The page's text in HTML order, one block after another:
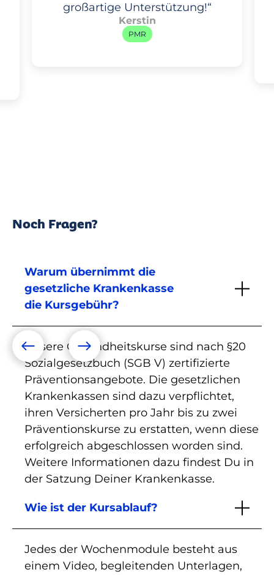
großartige Unterstützung!“
Kerstin
PMR
Noch Fragen?
Warum übernimmt die
gesetzliche Krankenkasse
die Kursgebühr?
Unsere Gesundheitskurse sind nach §20
Sozialgesetzbuch (SGB V) zertifizierte
Präventionsangebote. Die gesetzlichen
Krankenkassen sind dazu verpflichtet,
ihren Versicherten pro Jahr bis zu zwei
Präventionskurse zu erstatten, wenn diese
erfolgreich abgeschlossen worden sind.
Weitere Informationen dazu findest Du in
der Satzung Deiner Krankenkasse.
Wie ist der Kursablauf?
Jedes der Wochenmodule besteht aus
einem Video, begleitenden Unterlagen,